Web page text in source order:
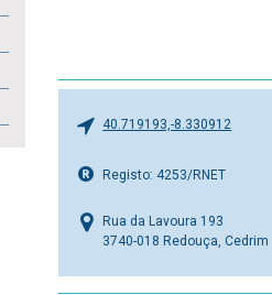
40.719193,-8.330912
Registo: 4253/RNET
Rua da Lavoura 193
3740-018 Redouça, Cedrim